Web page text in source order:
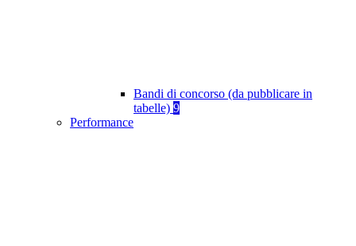
Bandi di concorso (da pubblicare in
tabelle) 9
Performance